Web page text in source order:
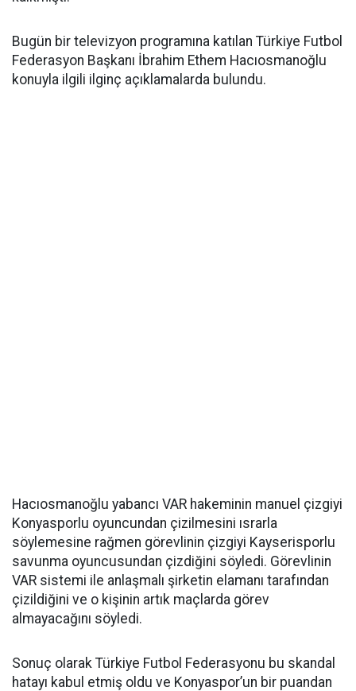
Bugün bir televizyon programına katılan Türkiye Futbol
Federasyon Başkanı İbrahim Ethem Hacıosmanoğlu
konuyla ilgili ilginç açıklamalarda bulundu.
Hacıosmanoğlu yabancı VAR hakeminin manuel çizgiyi
Konyasporlu oyuncundan çizilmesini ısrarla
söylemesine rağmen görevlinin çizgiyi Kayserisporlu
savunma oyuncusundan çizdiğini söyledi. Görevlinin
VAR sistemi ile anlaşmalı şirketin elamanı tarafından
çizildiğini ve o kişinin artık maçlarda görev
almayacağını söyledi.
Sonuç olarak Türkiye Futbol Federasyonu bu skandal
hatayı kabul etmiş oldu ve Konyaspor’un bir puandan